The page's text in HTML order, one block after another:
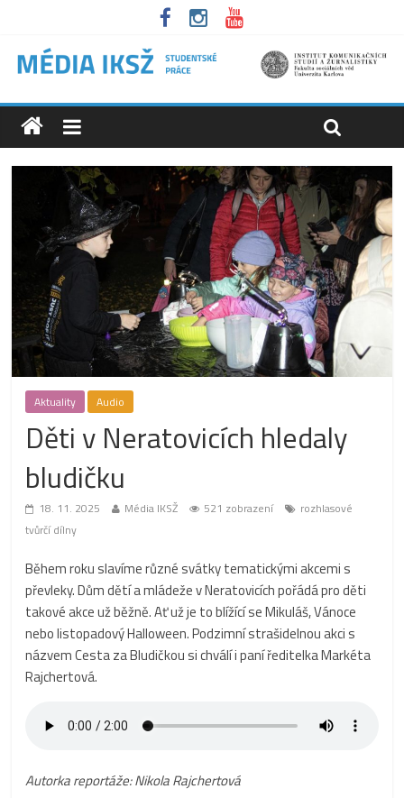
Aktuality Audio
Děti v Neratovicích hledaly
bludičku
18. 11. 2025 Média IKSŽ 521 zobrazení
rozhlasové
tvůrčí dílny
Během roku slavíme různé svátky tematickými akcemi s
převleky. Dům dětí a mládeže v Neratovicích pořádá pro děti
takové akce už běžně. Ať už je to blížící se Mikuláš, Vánoce
nebo listopadový Halloween. Podzimní strašidelnou akci s
názvem Cesta za Bludičkou si chválí i paní ředitelka Markéta
Rajchertová.
Autorka reportáže: Nikola Rajchertová